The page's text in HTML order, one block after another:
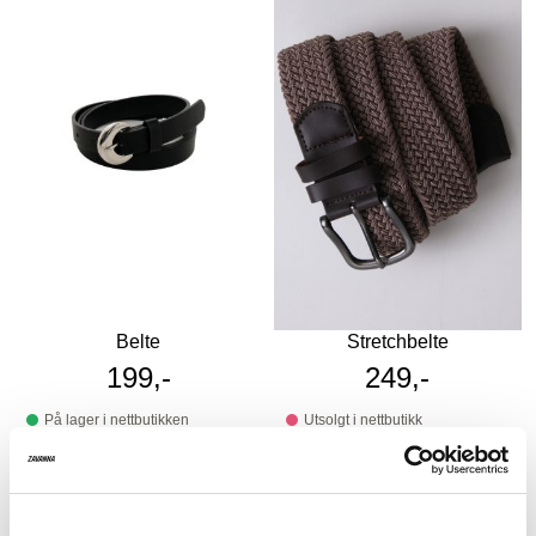
Belte
199,-
På lager i nettbutikken
Stretchbelte
249,-
Utsolgt i nettbutikk
På lager i butikk